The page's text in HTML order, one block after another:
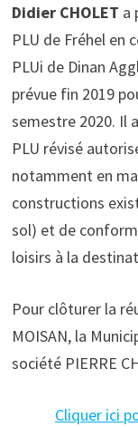
Didier CHOLET a
PLU de Fréhel en
PLUi de Dinan
prévue fin 2019
semestre 2020. Il
PLU révisé
notamment en
constructions
sol) et de
loisirs à la
Pour clôturer la
MOISAN, la
société PIERRE
Cliquer ici